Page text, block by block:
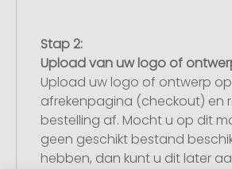
Stap 2:
Upload van uw logo of
Upload uw logo of ontwerp
afrekenpagina (checkout) en
bestelling af. Mocht u op dit
geen geschikt bestand
hebben, dan kunt u dit later